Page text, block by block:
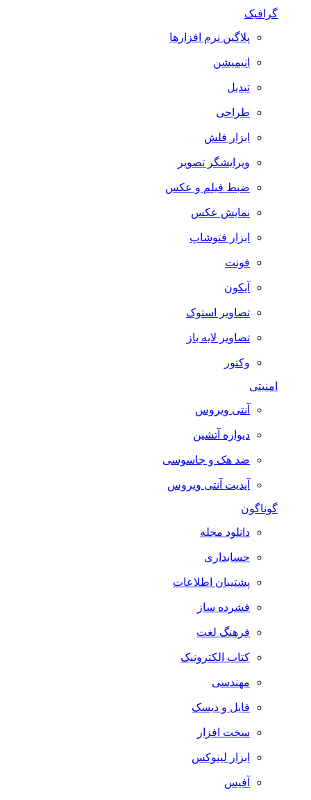
گرافیک
پلاگین نرم افزارها
انیمیشن
تبدیل
طراحی
ابزار فلش
ویرایشگر تصویر
ضبط فيلم و عكس
نمایش عکس
ابزار فتوشاپ
فونت
آیکون
تصاویر استوک
تصاویر لایه باز
وکتور
امنیتی
آنتی ویروس
دیواره آتشین
ضد هک و جاسوسی
آپدیت آنتی ویروس
گوناگون
دانلود مجله
حسابداری
پشتیبان اطلاعات
فشرده ساز
فرهنگ لغت
کتاب الکترونیک
مهندسی
فایل و دیسک
سخت افزار
ابزار لینوکس
آفیس